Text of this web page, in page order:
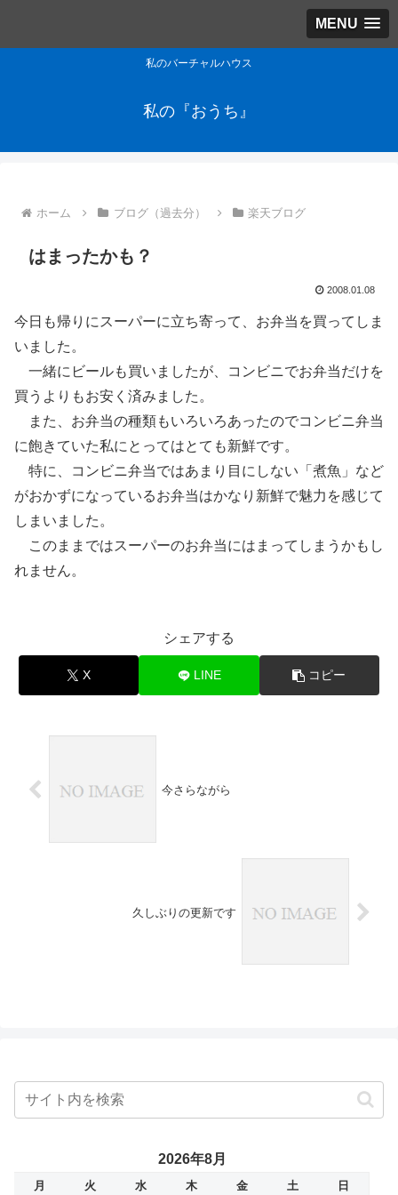
MENU
私のバーチャルハウス
私の『おうち』
ホーム ブログ（過去分） 楽天ブログ
はまったかも？
2008.01.08
今日も帰りにスーパーに立ち寄って、お弁当を買ってしま
いました。
一緒にビールも買いましたが、コンビニでお弁当だけを
買うよりもお安く済みました。
また、お弁当の種類もいろいろあったのでコンビニ弁当
に飽きていた私にとってはとても新鮮です。
特に、コンビニ弁当ではあまり目にしない「煮魚」など
がおかずになっているお弁当はかなり新鮮で魅力を感じて
しまいました。
このままではスーパーのお弁当にはまってしまうかもし
れません。
シェアする
X LINE コピー
今さらながら
久しぶりの更新です
2026年8月
月 火 水 木 金 土 日